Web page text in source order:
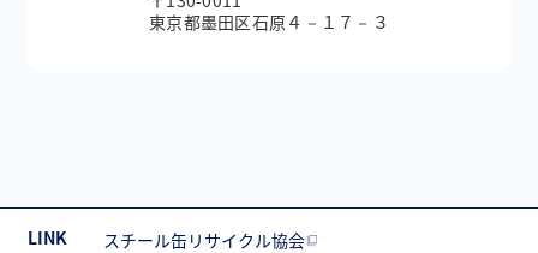
東京都墨田区石原４－１７－３
LINK
スチール缶リサイクル協会